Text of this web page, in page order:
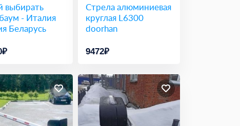
выбирать
- Италия
Беларусь
Стрела алюминиевая
круглая L6300
doorhan
9472₽